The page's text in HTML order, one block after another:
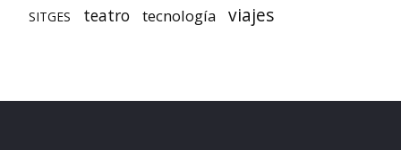
SITGES teatro tecnología viajes